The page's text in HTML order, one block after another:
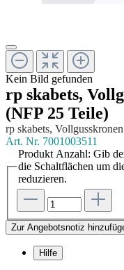
Kein Bild gefunden
rp skabets,
(NFP 25 Teile)
rp skabets,
Art. Nr. 7001003511
Produkt Anzahl: Gib
die Schaltflächen um
reduzieren.
Zur Angebotsnotiz
Hilfe